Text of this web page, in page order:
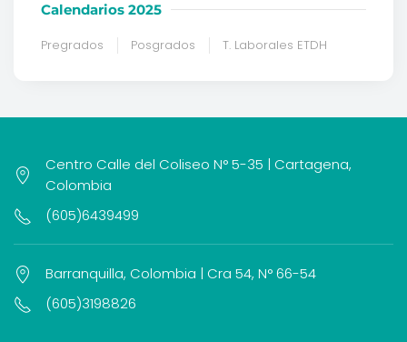
Calendarios 2025
Pregrados Posgrados T. Laborales ETDH
Centro Calle del Coliseo N° 5-35 | Cartagena,
Colombia
(605)6439499
Barranquilla, Colombia | Cra 54, N° 66-54
(605)3198826